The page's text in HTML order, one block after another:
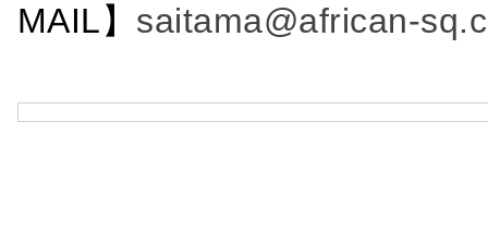
MAIL】 saitama@african-